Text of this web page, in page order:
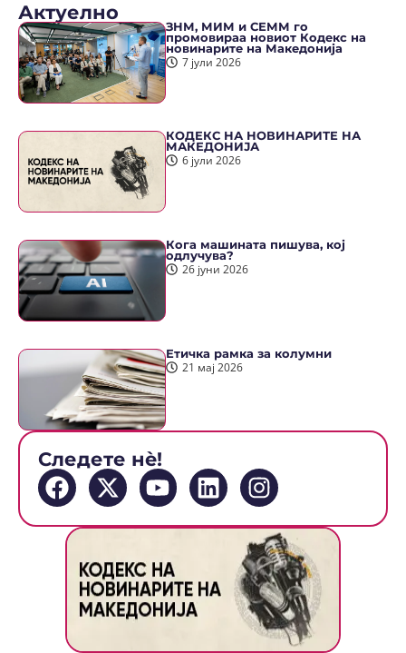
Актуелно
ЗНМ, МИМ и СЕММ го
промовираа новиот Кодекс на
новинарите на Македонија
7 јули 2026
КОДЕКС НА НОВИНАРИТЕ НА
МАКЕДОНИЈА
6 јули 2026
Кога машината пишува, кој
одлучува?
26 јуни 2026
Етичка рамка за колумни
21 мај 2026
Следете нè!